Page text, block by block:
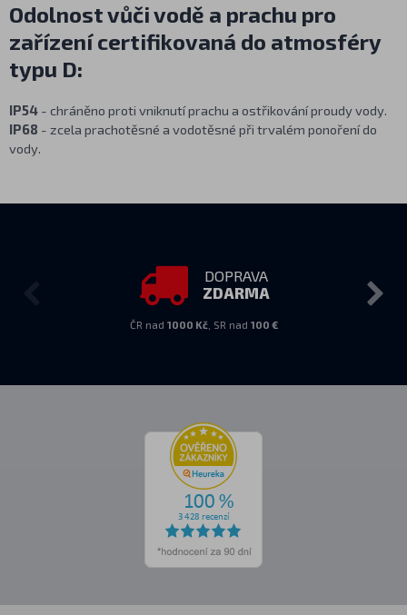
Odolnost vůči vodě a prachu pro
zařízení certifikovaná do atmosféry
typu D:
IP54 - chráněno proti vniknutí prachu a ostřikování proudy vody.
IP68 - zcela prachotěsné a vodotěsné při trvalém ponoření do
vody.
DOPRAVA
ZDARMA
ČR nad 1000 Kč, SR nad 100 €